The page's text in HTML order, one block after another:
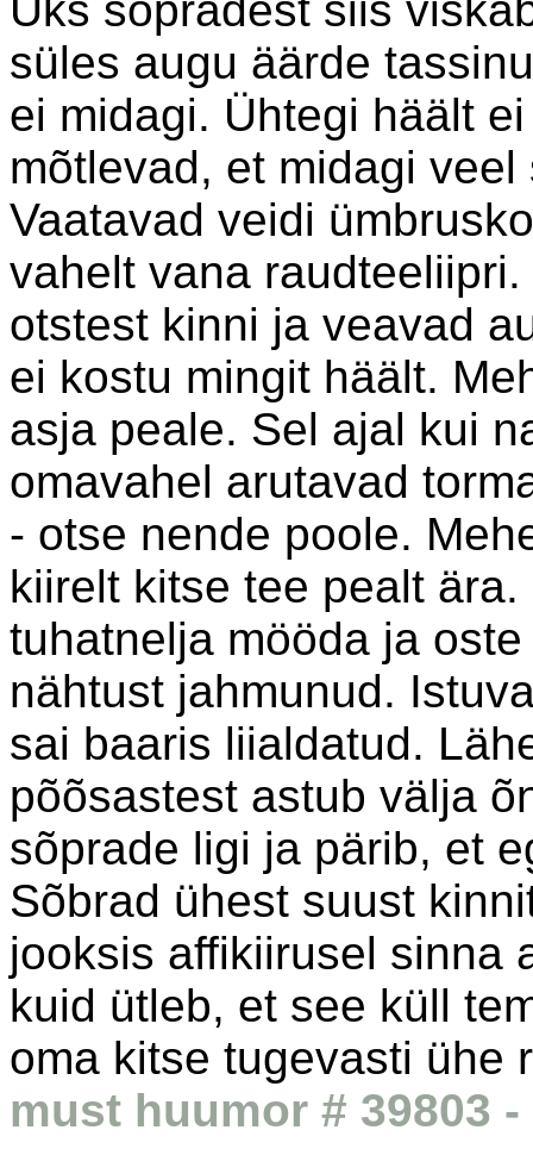
süles augu äärde
ei midagi. Ühtegi häält
mõtlevad, et midagi
Vaatavad veidi
vahelt vana
otstest kinni ja veavad
ei kostu mingit häält.
asja peale. Sel ajal kui
omavahel arutavad
- otse nende poole.
kiirelt kitse tee pealt
tuhatnelja mööda ja
nähtust jahmunud.
sai baaris liialdatud.
põõsastest astub välja
sõprade ligi ja pärib, et
Sõbrad ühest suust
jooksis affikiirusel sinna
kuid ütleb, et see küll
oma kitse tugevasti ühe
must huumor # 39803 -